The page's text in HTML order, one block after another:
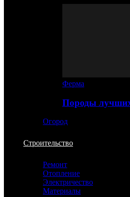
Ферма
Породы
Огород
Строительство
Ремонт
Отопление
Электричество
Материалы